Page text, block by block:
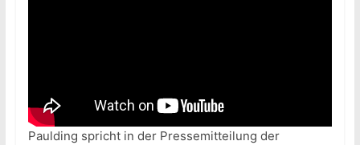
Paulding spricht in der Pressemitteilung der